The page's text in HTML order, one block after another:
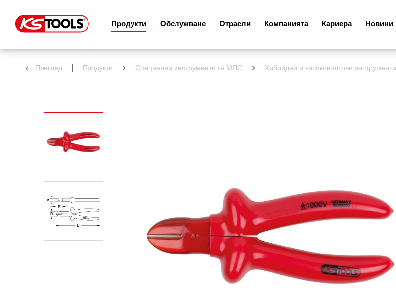
Продукти Обслужване Отрасли Компанията Кариера Новини
Преглед Продукти Специални инструменти за МПС Хибридни и високоволтови инструменти